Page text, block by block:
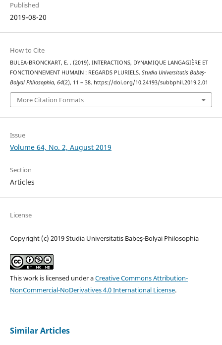
Published
2019-08-20
How to Cite
BULEA-BRONCKART, E. . (2019). INTERACTIONS, DYNAMIQUE LANGAGIÈRE ET
FONCTIONNEMENT HUMAIN : REGARDS PLURIELS. Studia Universitatis Babeș-
Bolyai Philosophia, 64(2), 11 – 38. https://doi.org/10.24193/subbphil.2019.2.01
More Citation Formats
Issue
Volume 64, No. 2, August 2019
Section
Articles
License
Copyright (c) 2019 Studia Universitatis Babeș-Bolyai Philosophia
This work is licensed under aCreative Commons Attribution-
NonCommercial-NoDerivatives 4.0 International License.
Similar Articles